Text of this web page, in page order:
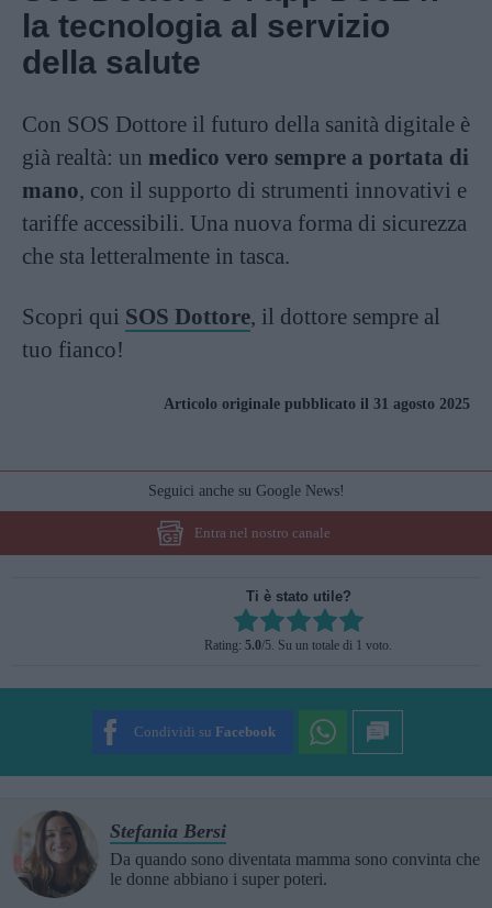
la tecnologia al servizio
della salute
Con SOS Dottore il futuro della sanità digitale è
già realtà: un medico vero sempre a portata di
mano, con il supporto di strumenti innovativi e
tariffe accessibili. Una nuova forma di sicurezza
che sta letteralmente in tasca.
Scopri qui SOS Dottore, il dottore sempre al
tuo fianco!
Articolo originale pubblicato il 31 agosto 2025
Seguici anche su Google News!
Entra nel nostro canale
Ti è stato utile?
Rate this item:
SUBMIT RATING
Rating: 5.0/5. Su un totale di 1 voto.
Condividi su Facebook
Stefania Bersi
Da quando sono diventata mamma sono convinta che
le donne abbiano i super poteri.